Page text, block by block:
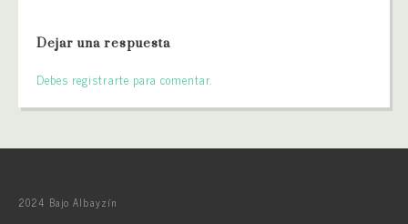
Dejar una respuesta
Debes registrarte para comentar.
2024 Bajo Albayzín